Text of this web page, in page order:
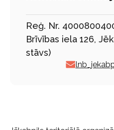
Reģ. Nr.
Brīvības iela 126,
stāvs)